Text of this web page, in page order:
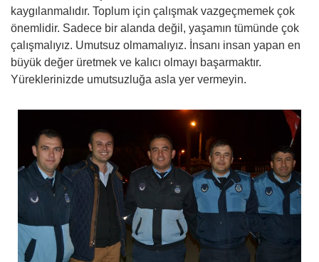
kaygılanmalıdır. Toplum için çalışmak vazgeçmemek çok
önemlidir. Sadece bir alanda değil, yaşamın tümünde çok
çalışmalıyız. Umutsuz olmamalıyız. İnsanı insan yapan en
büyük değer üretmek ve kalıcı olmayı başarmaktır.
Yüreklerinizde umutsuzluğa asla yer vermeyin.